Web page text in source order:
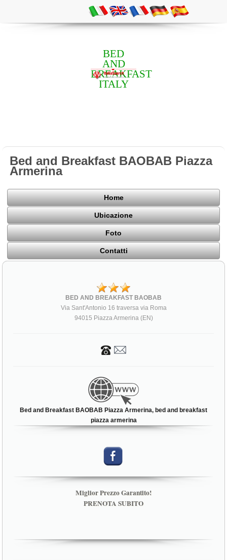
BED
AND
BREAKFAST
ITALY
Bed and Breakfast BAOBAB Piazza
Armerina
Home
Ubicazione
Foto
Contatti
BED AND BREAKFAST BAOBAB
Via Sant'Antonio 16 traversa via Roma
94015 Piazza Armerina (EN)
Bed and Breakfast BAOBAB Piazza Armerina, bed and breakfast
piazza armerina
Miglior Prezzo Garantito!
PRENOTA SUBITO